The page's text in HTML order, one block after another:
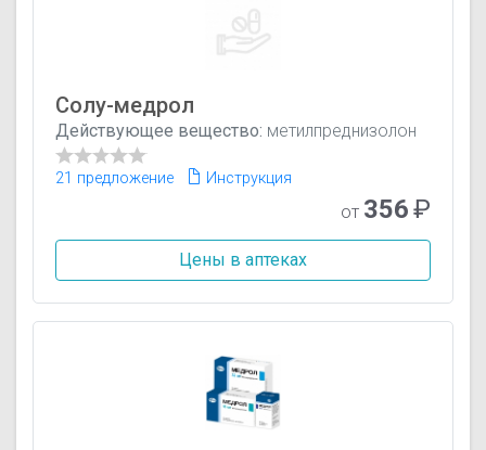
Солу-медрол
Действующее вещество: метилпреднизолон
21 предложение Инструкция
от 356₽
Цены в аптеках